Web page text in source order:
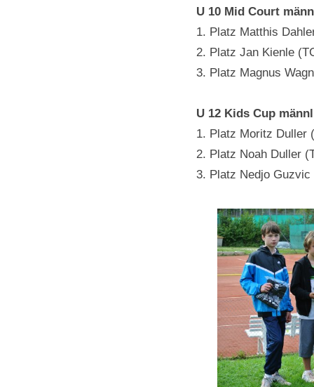
U 10 Mid Court
1. Platz Matthis
2. Platz Jan Kienle
3. Platz Magnus
U 12 Kids Cup
1. Platz Moritz Duller
2. Platz Noah Duller
3. Platz Nedjo Guzvic